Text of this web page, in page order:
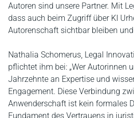
Autoren sind unsere Partner. Mit
dass auch beim Zugriff über KI
Autorenschaft sichtbar bleiben
Nathalia Schomerus, Legal
pflichtet ihm bei: „Wer Autorinnen
Jahrzehnte an Expertise und
Engagement. Diese Verbindung
Anwenderschaft ist kein formales
Fundament des Vertrauens in